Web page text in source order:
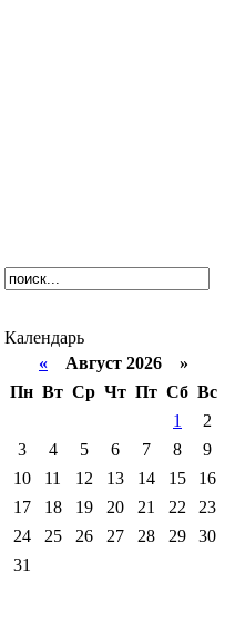
Календарь
« Август 2026 »
Пн Вт Ср Чт Пт Сб Вс
1
2
3
4 5 6 7 8
9
10
11 12 13 14 15
16
17
18 19 20 21 22
23
24
25 26 27 28 29
30
31